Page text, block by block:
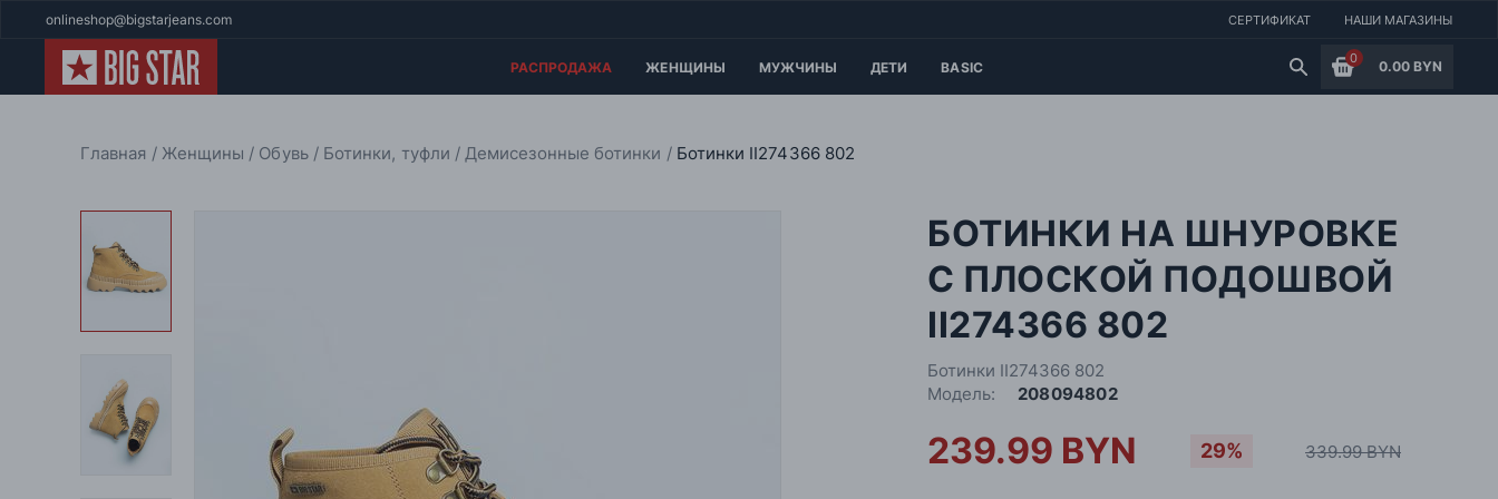
onlineshop@bigstarjeans.com СЕРТИФИКАТ НАШИ МАГАЗИНЫ
РАСПРОДАЖА ЖЕНЩИНЫ МУЖЧИНЫ ДЕТИ BASIC
0
0.00 BYN
Главная Женщины Обувь Ботинки, туфли Демисезонные ботинки Ботинки II274366 802
БОТИНКИ НА ШНУРОВКЕ
С ПЛОСКОЙ ПОДОШВОЙ
II274366 802
Ботинки II274366 802
Модель:
208094802
239.99 BYN 29% 339.99 BYN